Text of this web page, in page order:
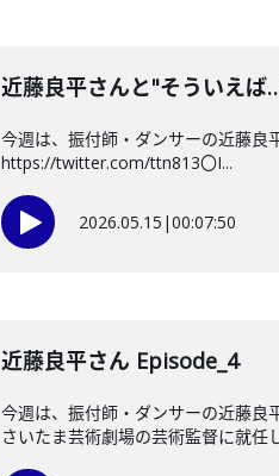
近藤良平さんと"そういえば
今週は、振付師・ダンサーの近藤良
https://twitter.com/ttn813〇I...
2026.05.15 |00:07:50
近藤良平さん Episode_4
今週は、振付師・ダンサーの近藤良
さいたま芸術劇場の芸術監督に就任